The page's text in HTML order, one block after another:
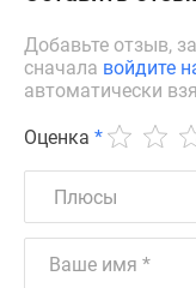
Добавьте отзыв,
сначала войдите
автоматически
Оценка *